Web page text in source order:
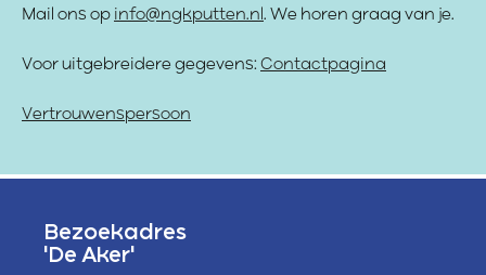
Mail ons op info@ngkputten.nl . We horen graag van je.
Voor uitgebreidere gegevens: Contactpagina
Vertrouwenspersoon
Bezoekadres
'De Aker'